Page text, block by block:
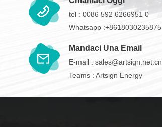
tel : 0086 592 6266951 0
Whatsapp :+8618030235875
Mandaci Una Email
E-mail : sales@artsign.net.cn
Teams : Artsign Energy